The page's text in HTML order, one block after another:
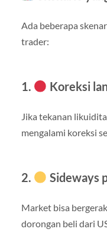
Ada beberapa
trader:
1. Koreksi
Jika tekanan
mengalami koreksi
2. Sideways
Market bisa
dorongan beli dari